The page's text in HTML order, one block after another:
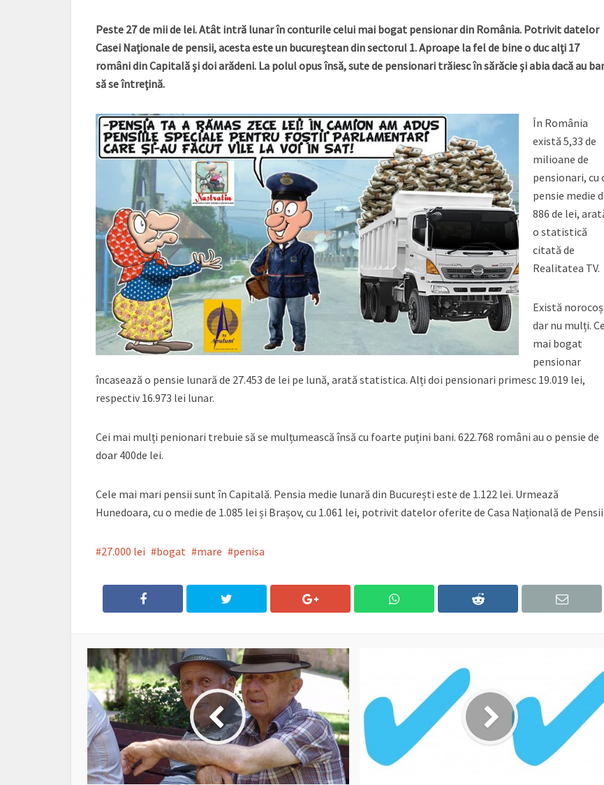
Peste 27 de mii de lei. Atât intră lunar în conturile celui mai bogat pensionar din România. Potrivit datelor
Casei Naţionale de pensii, acesta este un bucureştean din sectorul 1. Aproape la fel de bine o duc alţi 17
români din Capitală şi doi arădeni. La polul opus însă, sute de pensionari trăiesc în sărăcie şi abia dacă au
să se întreţină.
În România
există 5,33 de
milioane de
pensionari, cu
pensie medie
886 de lei,
o statistică
citată de
Realitatea TV.
Există
dar nu mulți.
mai bogat
pensionar
încasează o pensie lunară de 27.453 de lei pe lună, arată statistica. Alți doi pensionari primesc 19.019 lei,
respectiv 16.973 lei lunar.
Cei mai mulți penionari trebuie să se mulțumească însă cu foarte puțini bani. 622.768 români au o pensie de
doar 400de lei.
Cele mai mari pensii sunt în Capitală. Pensia medie lunară din București este de 1.122 lei. Urmează
Hunedoara, cu o medie de 1.085 lei și Brașov, cu 1.061 lei, potrivit datelor oferite de Casa Națională de Pensii.
27.000 lei bogat mare penisa